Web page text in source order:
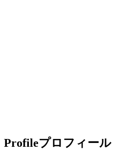
Profileプロフィール